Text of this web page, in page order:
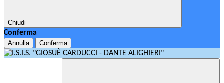
Chiudi
Conferma
Annulla Conferma